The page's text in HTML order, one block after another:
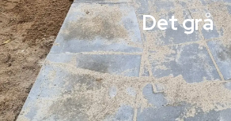
Det grå